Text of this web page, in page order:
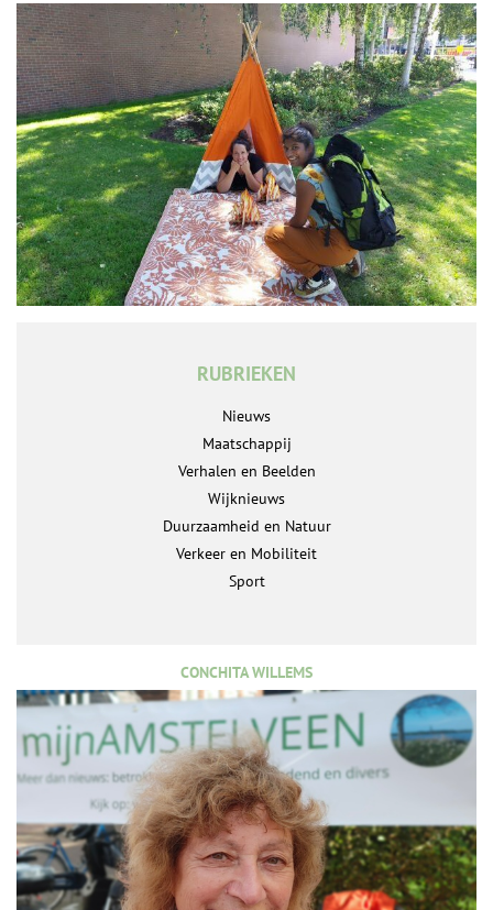
RUBRIEKEN
Nieuws
Maatschappij
Verhalen en Beelden
Wijknieuws
Duurzaamheid en Natuur
Verkeer en Mobiliteit
Sport
CONCHITA WILLEMS